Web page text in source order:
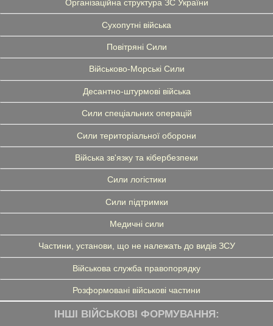
Організаційна структура ЗС України
Сухопутні війська
Повітряні Сили
Військово-Морські Сили
Десантно-штурмові війська
Сили спеціальних операцій
Сили територіальної оборони
Війська зв'язку та кібербезпеки
Сили логістики
Сили підтримки
Медичні сили
Частини, установи, що не належать до видів ЗСУ
Військова служба правопорядку
Розформовані військові частини
ІНШІ ВІЙСЬКОВІ ФОРМУВАННЯ: